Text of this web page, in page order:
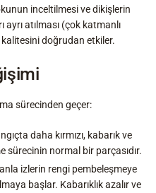
inceltilmesi ve dikişlerin
atılması (çok katmanlı
doğrudan etkiler.
sürecinden geçer:
daha kırmızı, kabarık ve
sürecinin normal bir parçasıdır.
izlerin rengi pembeleşmeye
başlar. Kabarıklık azalır ve